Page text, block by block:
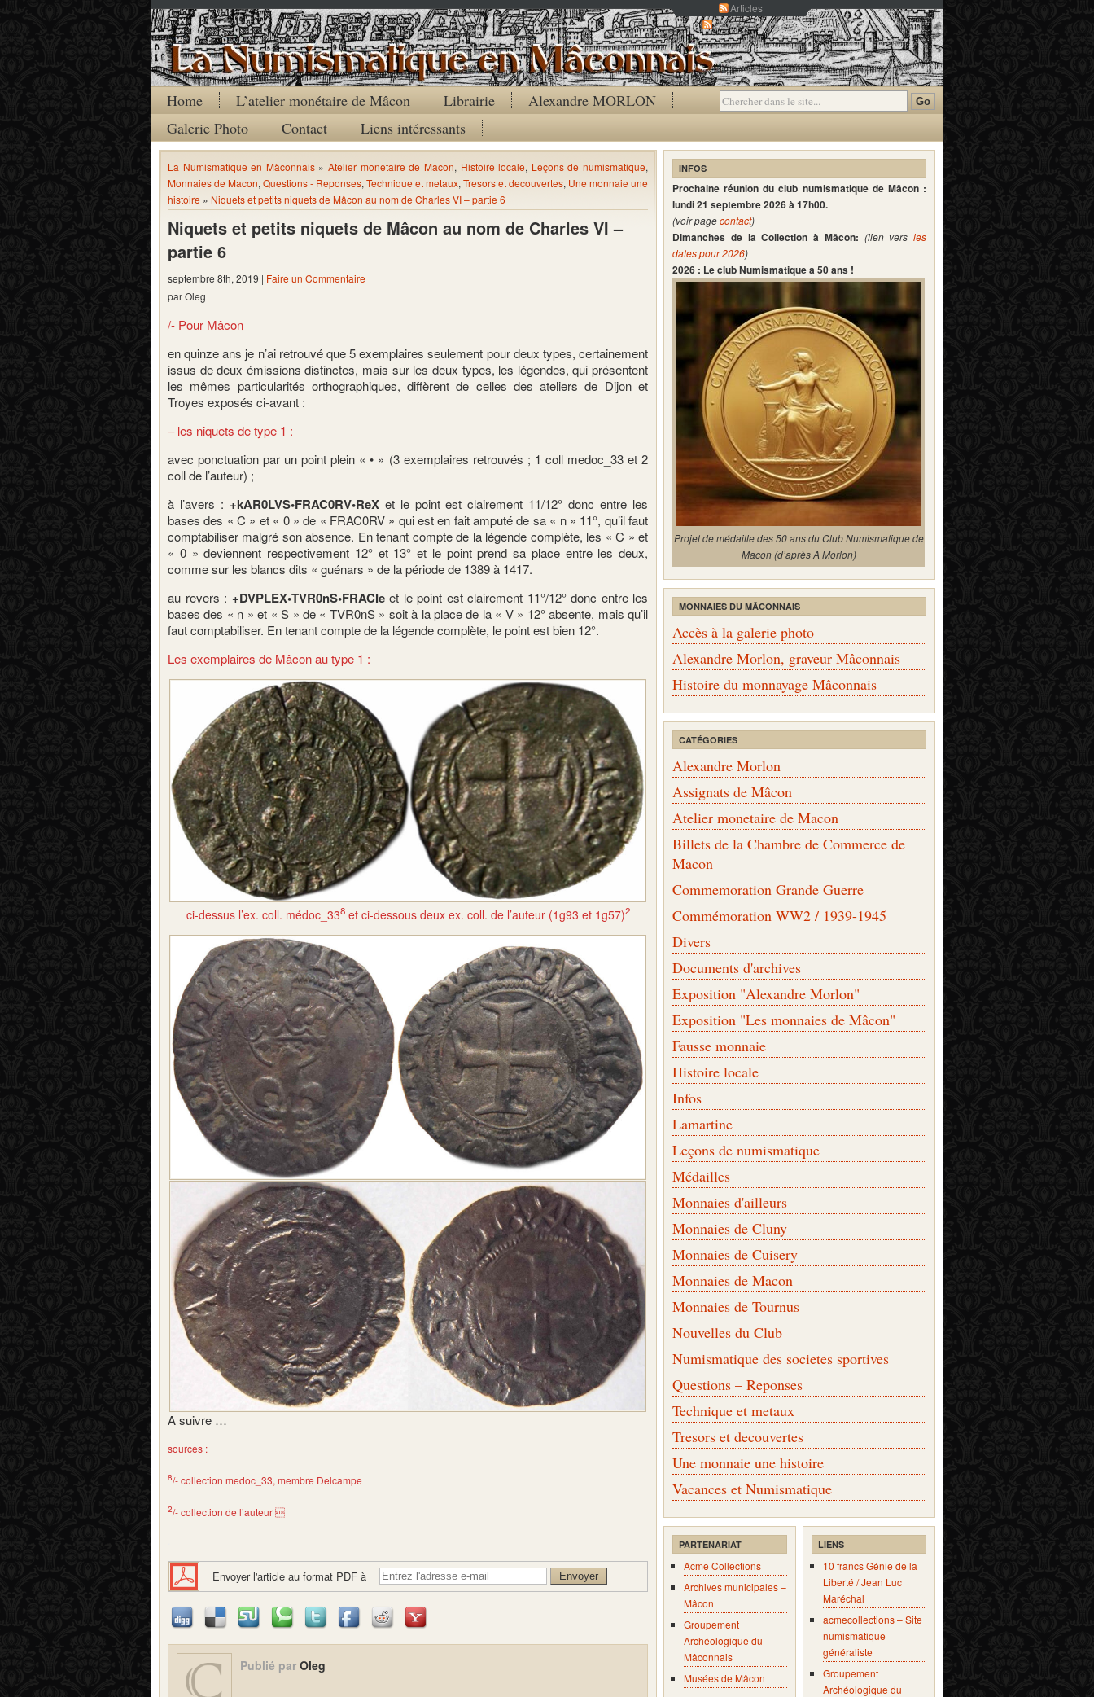
Articles
Commentaires
Home L’atelier monétaire de Mâcon Librairie
Alexandre MORLON
Galerie Photo
Contact Liens intéressants
La Numismatique en Mâconnais»Atelier monetaire de Macon, Histoire locale, Leçons de numismatique,
Monnaies de Macon, Questions - Reponses, Technique et metaux, Tresors et decouvertes, Une monnaie une
histoire » Niquets et petits niquets de Mâcon au nom de Charles VI – partie 6
Niquets et petits niquets de Mâcon au nom de Charles VI –
partie 6
septembre 8th, 2019 | Faire un Commentaire
par Oleg
/- Pour Mâcon
en quinze ans je n’ai retrouvé que 5 exemplaires seulement pour deux types, certainement
issus de deux émissions distinctes, mais sur les deux types, les légendes, qui présentent
les mêmes particularités orthographiques, diffèrent de celles des ateliers de Dijon et
Troyes exposés ci-avant :
– les niquets de type 1 :
avec ponctuation par un point plein « • » (3 exemplaires retrouvés ; 1 coll medoc_33 et 2
coll de l’auteur) ;
à l’avers : +kAR0LVS•FRAC0RV•ReXet le point est clairement 11/12° donc entre les
bases des « C » et « 0 » de « FRAC0RV » qui est en fait amputé de sa « n » 11°, qu’il faut
comptabiliser malgré son absence. En tenant compte de la légende complète, les « C » et
« 0 » deviennent respectivement 12° et 13° et le point prend sa place entre les deux,
comme sur les blancs dits « guénars » de la période de 1389 à 1417.
au revers : +DVPLEX•TVR0nS•FRACIe et le point est clairement 11°/12° donc entre les
bases des « n » et « S » de « TVR0nS » soit à la place de la « V » 12° absente, mais qu’il
faut comptabiliser. En tenant compte de la légende complète, le point est bien 12°.
Les exemplaires de Mâcon au type 1 :
ci-dessus l’ex. coll. médoc_338et ci-dessous deux ex. coll. de l’auteur (1g93 et 1g57)2
A suivre …
sources :
8/- collection medoc_33, membre Delcampe
2/- collection de l’auteur 
Envoyer l'article au format PDF à
Publié par Oleg
INFOS
Prochaine réunion du club numismatique de Mâcon :
lundi 21 septembre 2026 à 17h00.
(voir pagecontact)
Dimanches de la Collection à Mâcon: (lien vers les
dates pour 2026)
2026 : Le club Numismatique a 50 ans !
Projet de médaille des 50 ans du Club Numismatique de
Macon (d’après A Morlon)
MONNAIES DU MÂCONNAIS
Accès à la galerie photo
Alexandre Morlon, graveur Mâconnais
Histoire du monnayage Mâconnais
CATÉGORIES
Alexandre Morlon
Assignats de Mâcon
Atelier monetaire de Macon
Billets de la Chambre de Commerce de
Macon
Commemoration Grande Guerre
Commémoration WW2 / 1939-1945
Divers
Documents d'archives
Exposition "Alexandre Morlon"
Exposition "Les monnaies de Mâcon"
Fausse monnaie
Histoire locale
Infos
Lamartine
Leçons de numismatique
Médailles
Monnaies d'ailleurs
Monnaies de Cluny
Monnaies de Cuisery
Monnaies de Macon
Monnaies de Tournus
Nouvelles du Club
Numismatique des societes sportives
Questions – Reponses
Technique et metaux
Tresors et decouvertes
Une monnaie une histoire
Vacances et Numismatique
PARTENARIAT
Acme Collections
Archives municipales –
Mâcon
Groupement
Archéologique du
Mâconnais
Musées de Mâcon
LIENS
10 francs Génie de la
Liberté / Jean Luc
Maréchal
acmecollections – Site
numismatique
généraliste
Groupement
Archéologique du